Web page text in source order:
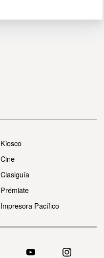
Kiosco
Cine
Clasiguía
Prémiate
Impresora Pacífico